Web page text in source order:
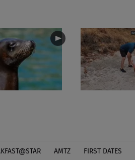
ΑΜΤΖ FIRST DATES